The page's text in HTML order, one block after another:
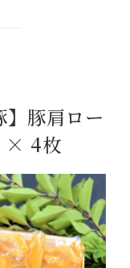
】豚肩ロー
× 4枚